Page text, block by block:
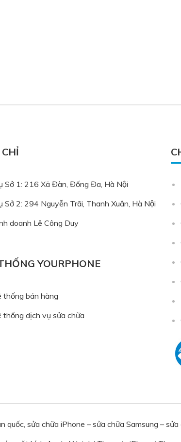
Sở 1: 216 Xã Đàn, Đống Đa, Hà Nội
Sở 2: 294 Nguyễn Trãi, Thanh Xuân, Hà Nội
doanh Lê Công Duy
YOURPHONE
thống bán hàng
thống dịch vụ sửa chữa
quốc, sửa chữa iPhone – sửa chữa Samsung –